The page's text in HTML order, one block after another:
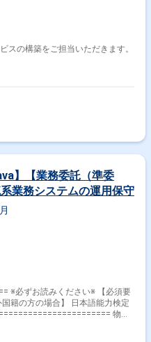
スの構築をご担当いただきます。
】【業務委託（準委
業務システムの運用保守
※必ずお読みください※ 【必須要
物流
の他 - マスタ管理